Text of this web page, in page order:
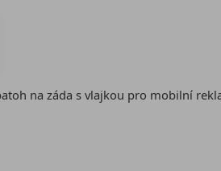
na záda s vlajkou pro mobilní